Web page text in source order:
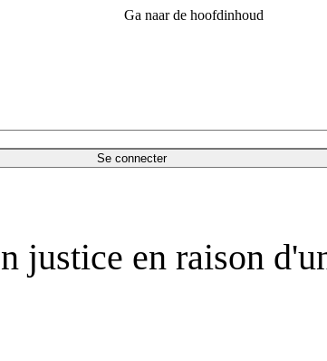
Ga naar de hoofdinhoud
Se connecter
justice en raison